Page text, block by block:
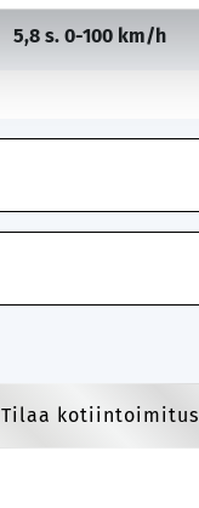
5,8 s. 0-100 km/h
Tilaa kotiintoimitus